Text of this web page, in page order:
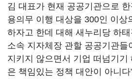
김 대표가 현재 공공기관으로
용의무 이행 대상을 300인 이상
하자고 한데 대해 새누리당 하
소속 지자체장 관할 공공기관들
지키지 않으면서 기업 떠넘기기
은 책임있는 정책 대안이 아니다